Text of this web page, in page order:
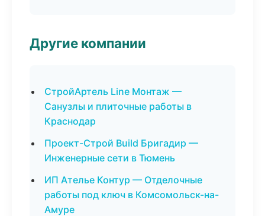
Другие компании
СтройАртель Line Монтаж —
Санузлы и плиточные работы в
Краснодар
Проект-Строй Build Бригадир —
Инженерные сети в Тюмень
ИП Ателье Контур — Отделочные
работы под ключ в Комсомольск-на-
Амуре